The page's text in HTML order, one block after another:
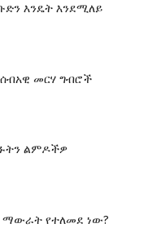
እንዴት እንደሚለይ
መርሃ ግብሮች
ልምዶችዎ
ማውራት የተለመደ ነው?